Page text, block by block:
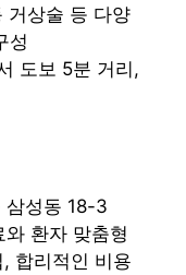
거상술 등 다양
성
도보 5분 거리,
삼성동 18-3
환자 맞춤형
합리적인 비용